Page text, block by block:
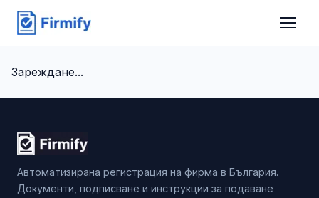
Зареждане...
Автоматизирана регистрация на фирма в България.
Документи, подписване и инструкции за подаване